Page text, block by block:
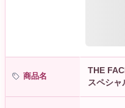
商品名
THE
スペシャ